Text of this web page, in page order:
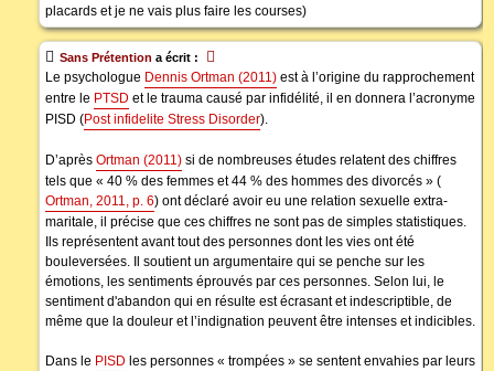
placards et je ne vais plus faire les courses)
Sans Prétention a écrit :
Le psychologue Dennis Ortman (2011) est à l’origine du rapprochement
entre le PTSD et le trauma causé par infidélité, il en donnera l’acronyme
PISD (Post infidelite Stress Disorder).
D’après Ortman (2011) si de nombreuses études relatent des chiffres
tels que « 40 % des femmes et 44 % des hommes des divorcés » (
Ortman, 2011, p. 6) ont déclaré avoir eu une relation sexuelle extra-
maritale, il précise que ces chiffres ne sont pas de simples statistiques.
Ils représentent avant tout des personnes dont les vies ont été
bouleversées. Il soutient un argumentaire qui se penche sur les
émotions, les sentiments éprouvés par ces personnes. Selon lui, le
sentiment d'abandon qui en résulte est écrasant et indescriptible, de
même que la douleur et l’indignation peuvent être intenses et indicibles.
Dans le PISD les personnes « trompées » se sentent envahies par leurs